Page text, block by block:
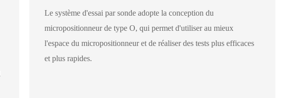
Le système d'essai par sonde adopte la conception du
micropositionneur de type O, qui permet d'utiliser au mieux
l'espace du micropositionneur et de réaliser des tests plus efficaces
et plus rapides.